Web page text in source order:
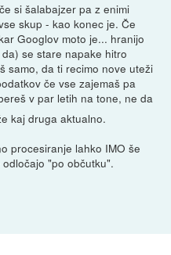
si šalabajzer pa z enimi
skup - kao konec je. Če
Googlov moto je... hranijo
se stare napake hitro
samo, da ti recimo nove uteži
če vse zajemaš pa
v par letih na tone, ne da
kaj druga aktualno.
procesiranje lahko IMO še
"po občutku".